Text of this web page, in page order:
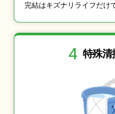
完結はキズナリライフだけ
4 特殊清